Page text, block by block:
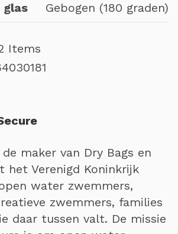
glas Gebogen (180 graden)
Items
maker van Dry Bags en
het Verenigd Koninkrijk
water zwemmers,
zwemmers, families
daar tussen valt. De missie